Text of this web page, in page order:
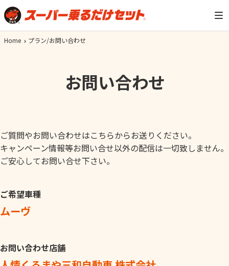
Home プラン/お問い合わせ
お問い合わせ
ご質問やお問い合わせはこちらからお送りください。
キャンペーン情報等お問い合せ以外の配信は一切致しません。
ご安心してお問い合せ下さい。
ご希望車種
ムーヴ
お問い合わせ店舗